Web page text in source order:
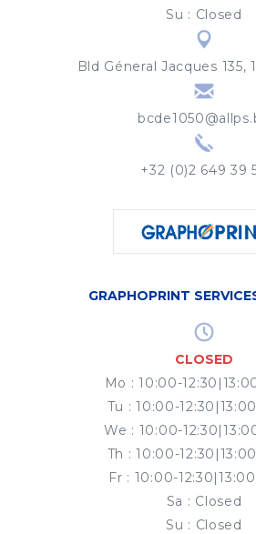
Su : Closed
Bld Géneral Jacques 135,
+32 (0)2 649 39
GRAPHOPRINT
CLOSED
Mo :10:00-
Tu :10:00-
We : 10:00-
Th :10:00-
Fr : 10:00-
Sa : Closed
Su : Closed